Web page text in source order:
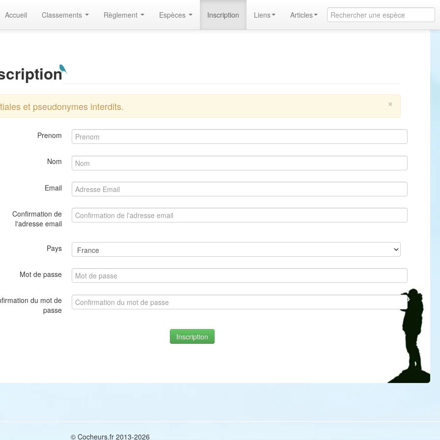
Accueil Classements Règlement Espèces Inscription Liens Articles
×
et pseudonymes interdits.
Prenom
Nom
Email
Confirmation de
l'adresse email
Pays
Mot de passe
du mot de
passe
© Cocheurs.fr 2013-2026